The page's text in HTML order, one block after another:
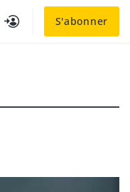
S'abonner